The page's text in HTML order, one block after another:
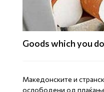
Goods which you
Mакедонските и
ослободени од